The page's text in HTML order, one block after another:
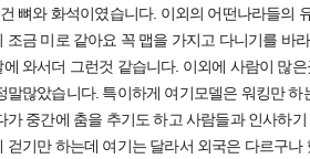
뼈와 화석이였습니다. 이외의 어떤나라들의
조금 미로 같아요 꼭 맵을 가지고 다니기를 바
와서더 그런것 같습니다. 이외에 사람이 많
말많았습니다. 특이하게 여기모델은 워킹만
가 중간에 춤을 추기도 하고 사람들과 인사하
걷기만 하는데 여기는 달라서 외국은 다르구나